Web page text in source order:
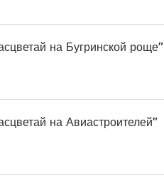
на Бугринской роще"
на Авиастроителей"